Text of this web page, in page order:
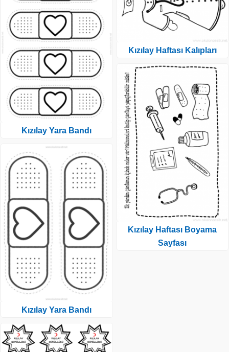
Kızılay Yara Bandı
Kızılay Yara Bandı
Kızılay Haftası Kalıpları
Kızılay Haftası Boyama
Sayfası